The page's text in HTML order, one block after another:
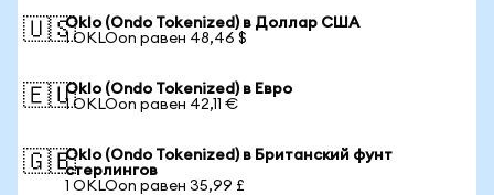
🇺🇸Oklo (Ondo Tokenized) в Доллар США
1 OKLOon равен 48,46 $
🇪🇺Oklo (Ondo Tokenized) в Евро
1 OKLOon равен 42,11 €
🇬🇧Oklo (Ondo Tokenized) в Британский фунт
стерлингов
1 OKLOon равен 35,99 £